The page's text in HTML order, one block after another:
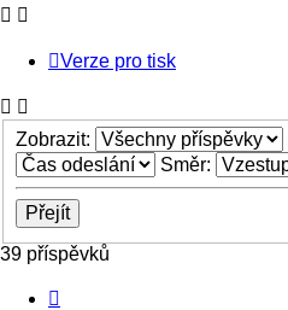
Verze pro tisk
Zobrazit:
Směr:
39 příspěvků